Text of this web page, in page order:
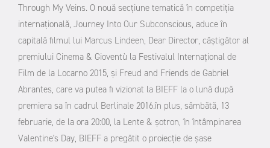
Through My Veins. O nouă secțiune tematică în competiția
internațională, Journey Into Our Subconscious, aduce în
capitală filmul lui Marcus Lindeen, Dear Director, câştigător al
premiului Cinema & Gioventù la Festivalul Internațional de
Film de la Locarno 2015, și Freud and Friends de Gabriel
Abrantes, care va putea fi vizionat la BIEFF la o lună după
premiera sa în cadrul Berlinale 2016.în plus, sâmbătă, 13
februarie, de la ora 20:00, la Lente & șotron, în întâmpinarea
Valentine's Day, BIEFF a pregătit o proiecție de șase